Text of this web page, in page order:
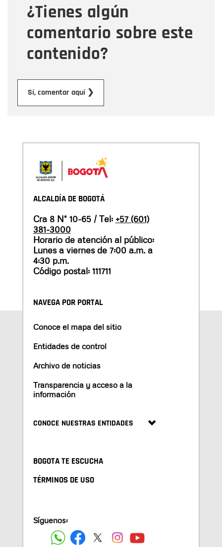
¿Tienes algún
comentario sobre este
contenido?
Sí, comentar aquí ❯
Mensaje
ALCALDÍA DE BOGOTÁ
Cra 8 N° 10-65 / Tel: +57 (601)
381-3000
Horario de atención al público:
Lunes a viernes de 7:00 a.m. a
4:30 p.m.
Código postal: 111711
NAVEGA POR PORTAL
Conoce el mapa del sitio
Entidades de control
Archivo de noticias
Transparencia y acceso a la
información
CONOCE NUESTRAS ENTIDADES
BOGOTA TE ESCUCHA
TÉRMINOS DE USO
Síguenos: